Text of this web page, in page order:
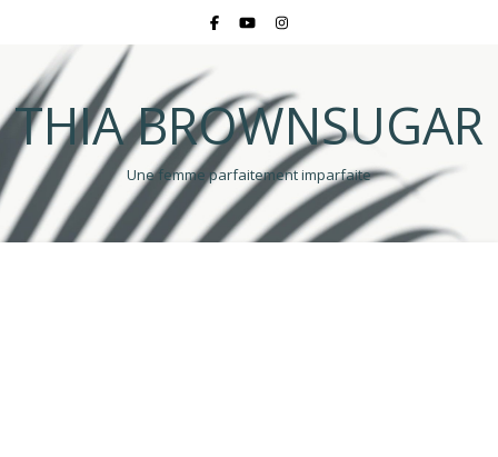
THIA BROWNSUGAR
Une femme parfaitement imparfaite